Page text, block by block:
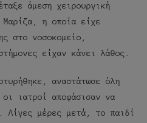
άμεση χειρουργική
η οποία είχε
στο νοσοκομείο,
είχαν κάνει λάθος.
αναστάτωσε όλη
ιατροί αποφάσισαν να
Λίγες μέρες μετά, το παιδί